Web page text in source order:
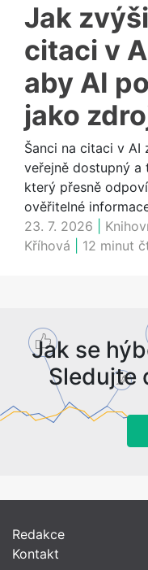
Jak
citaci v
aby AI
jako
Šanci na citaci v
veřejně dostupný a
který přesně
ověřitelné
23. 7. 2026
Kříhová
12 minut
Jak se
Sledujte
Redakce
Kontakt